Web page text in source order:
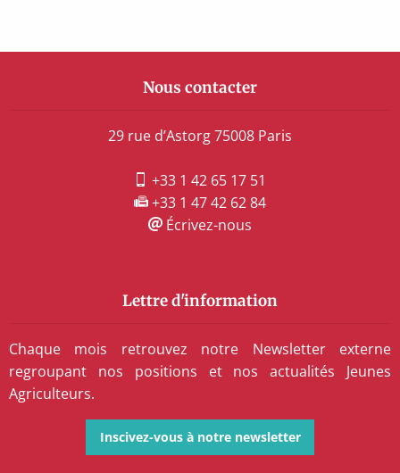
Nous contacter
29 rue d’Astorg 75008 Paris
+33 1 42 65 17 51
+33 1 47 42 62 84
Écrivez-nous
Lettre d'information
Chaque mois retrouvez notre Newsletter externe
regroupant nos positions et nos actualités Jeunes
Agriculteurs.
Inscivez-vous à notre newsletter